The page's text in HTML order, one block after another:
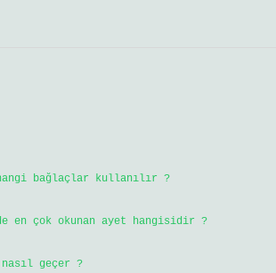
bağlaçlar kullanılır ?
en çok okunan ayet hangisidir ?
nasıl geçer ?